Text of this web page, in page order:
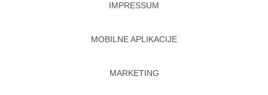
IMPRESSUM
MOBILNE APLIKACIJE
MARKETING